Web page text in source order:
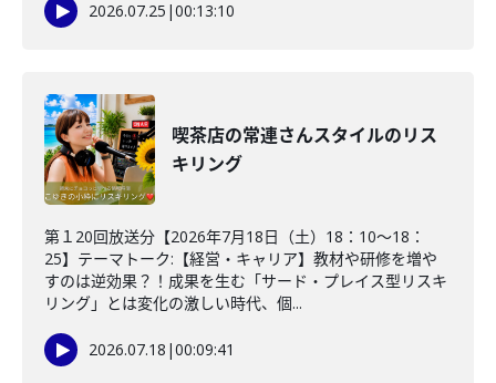
2026.07.25 |00:13:10
喫茶店の常連さんスタイルのリス
キリング
第１20回放送分【2026年7月18日（土）18：10～18：
25】テーマトーク:【経営・キャリア】教材や研修を増や
すのは逆効果？！成果を生む「サード・プレイス型リスキ
リング」とは変化の激しい時代、個...
2026.07.18 |00:09:41